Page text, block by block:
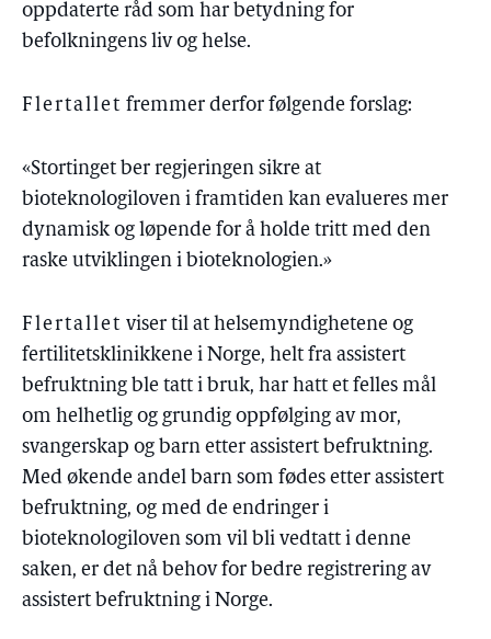
oppdaterte råd som har betydning for
befolkningens liv og helse.
Flertallet fremmer derfor følgende forslag:
«Stortinget ber regjeringen sikre at
bioteknologiloven i framtiden kan evalueres mer
dynamisk og løpende for å holde tritt med den
raske utviklingen i bioteknologien.»
Flertallet viser til at helsemyndighetene og
fertilitetsklinikkene i Norge, helt fra assistert
befruktning ble tatt i bruk, har hatt et felles mål
om helhetlig og grundig oppfølging av mor,
svangerskap og barn etter assistert befruktning.
Med økende andel barn som fødes etter assistert
befruktning, og med de endringer i
bioteknologiloven som vil bli vedtatt i denne
saken, er det nå behov for bedre registrering av
assistert befruktning i Norge.